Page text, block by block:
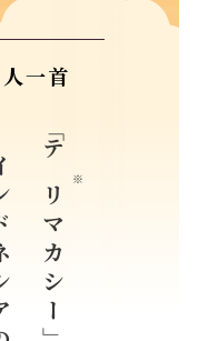
の入選作品紹介はこちら